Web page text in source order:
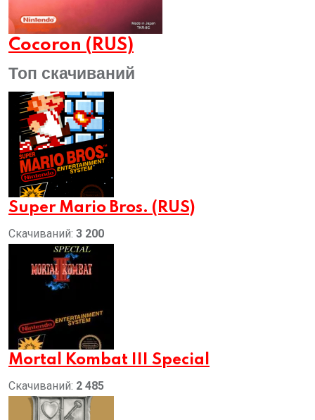
Cocoron (RUS)
Топ скачиваний
Super Mario Bros. (RUS)
Скачиваний: 3 200
Mortal Kombat III Special
Скачиваний: 2 485